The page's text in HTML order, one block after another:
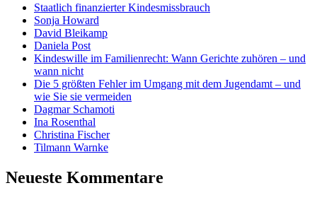
Staatlich finanzierter Kindesmissbrauch
Sonja Howard
David Bleikamp
Daniela Post
Kindeswille im Familienrecht: Wann Gerichte zuhören – und
wann nicht
Die 5 größten Fehler im Umgang mit dem Jugendamt – und
wie Sie sie vermeiden
Dagmar Schamoti
Ina Rosenthal
Christina Fischer
Tilmann Warnke
Neueste Kommentare